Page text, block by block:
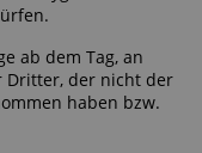
ab dem Tag, an
Dritter, der nicht der
haben bzw.